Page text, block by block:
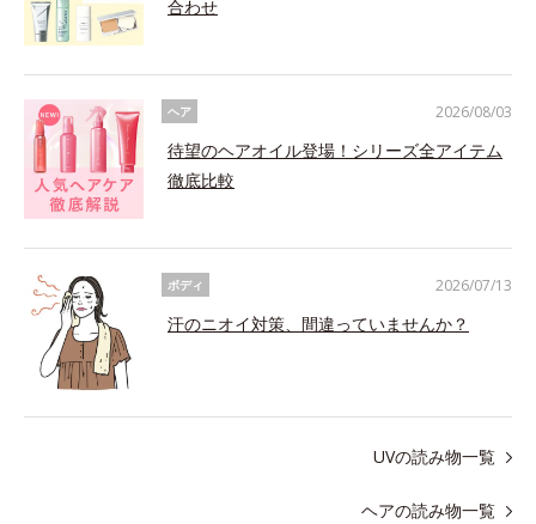
合わせ
ヘア
待望のヘアオイル登場！シリーズ全アイテム
徹底比較
2026/08/03
ボディ
汗のニオイ対策、間違っていませんか？
2026/07/13
UVの読み物一覧
ヘアの読み物一覧